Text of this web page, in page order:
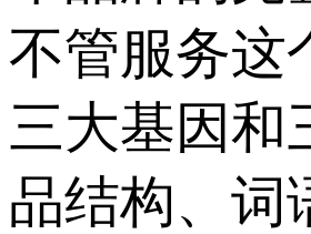
不管服务这
三大基因和
品结构、词